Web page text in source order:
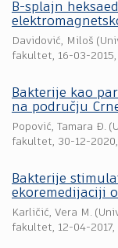
B-splajn
Davidović, Miloš (
fakultet, 16-03-2015
Bakterije kao
na području
Popović, Tamara Đ. (
fakultet, 30-12-2020
Bakterije
ekoremedijaciji
Karličić, Vera M. (
fakultet, 12-04-2017,